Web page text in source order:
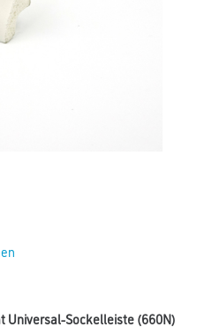
Universal-Sockelleiste (660N)